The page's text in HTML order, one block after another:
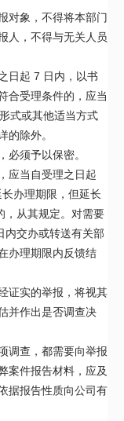
对象，不得将本部门
人，不得与无关人员
日起 7 日内，以书
合受理条件的，应当
式或其他适当方式
的除外。
必须予以保密。
应当自受理之日起
办理期限，但延长
，从其规定。对需要
内交办或转送有关部
办理期限内反馈结
证实的举报，将视其
并作出是否调查决
调查，都需要向举报
案件报告材料，应及
据报告性质向公司有